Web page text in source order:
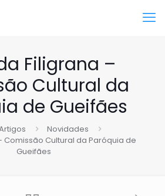
Filigrana –
Cultural da
de Gueifães
Novidades
Comissão Cultural da Paróquia de
Gueifães